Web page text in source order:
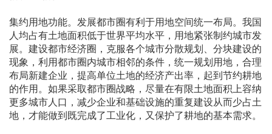
集约用地功能。发展都市圈有利于用地空间统一布局。我国
人均占有土地面积低于世界平均水平，用地紧张制约城市发
展。建设都市经济圈，克服各个城市分散规划、分块建设的
现象，利用都市圈内城市相邻的条件，统一规划用地，合理
布局新建企业，提高单位土地的经济产出率，起到节约耕地
的作用。如果采取都市圈战略，尽量在有限土地面积上容纳
更多城市人口，减少企业和基础设施的重复建设从而少占土
地，才能做到既完成了工业化，又保护了耕地的基本需求。